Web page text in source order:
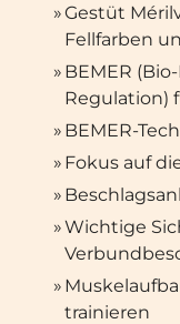
»Gestüt
Fellfarben
» BEMER
Regulation)
» BEMER-
» Fokus auf
»
»Wichtige
»
trainieren